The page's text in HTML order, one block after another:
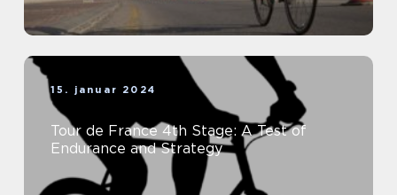
15. januar 2024
Tour de France 4th Stage: A Test of
Endurance and Strategy